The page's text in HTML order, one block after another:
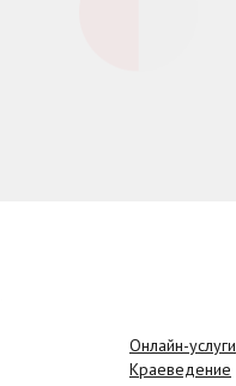
Онлайн-услуги
Краеведение